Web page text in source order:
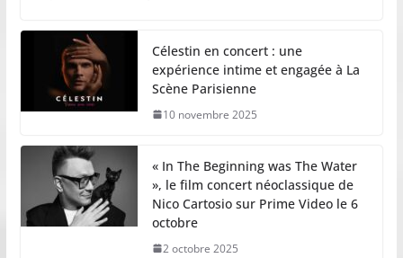
Célestin en concert : une
expérience intime et engagée à La
Scène Parisienne
10 novembre 2025
« In The Beginning was The Water
», le film concert néoclassique de
Nico Cartosio sur Prime Video le 6
octobre
2 octobre 2025